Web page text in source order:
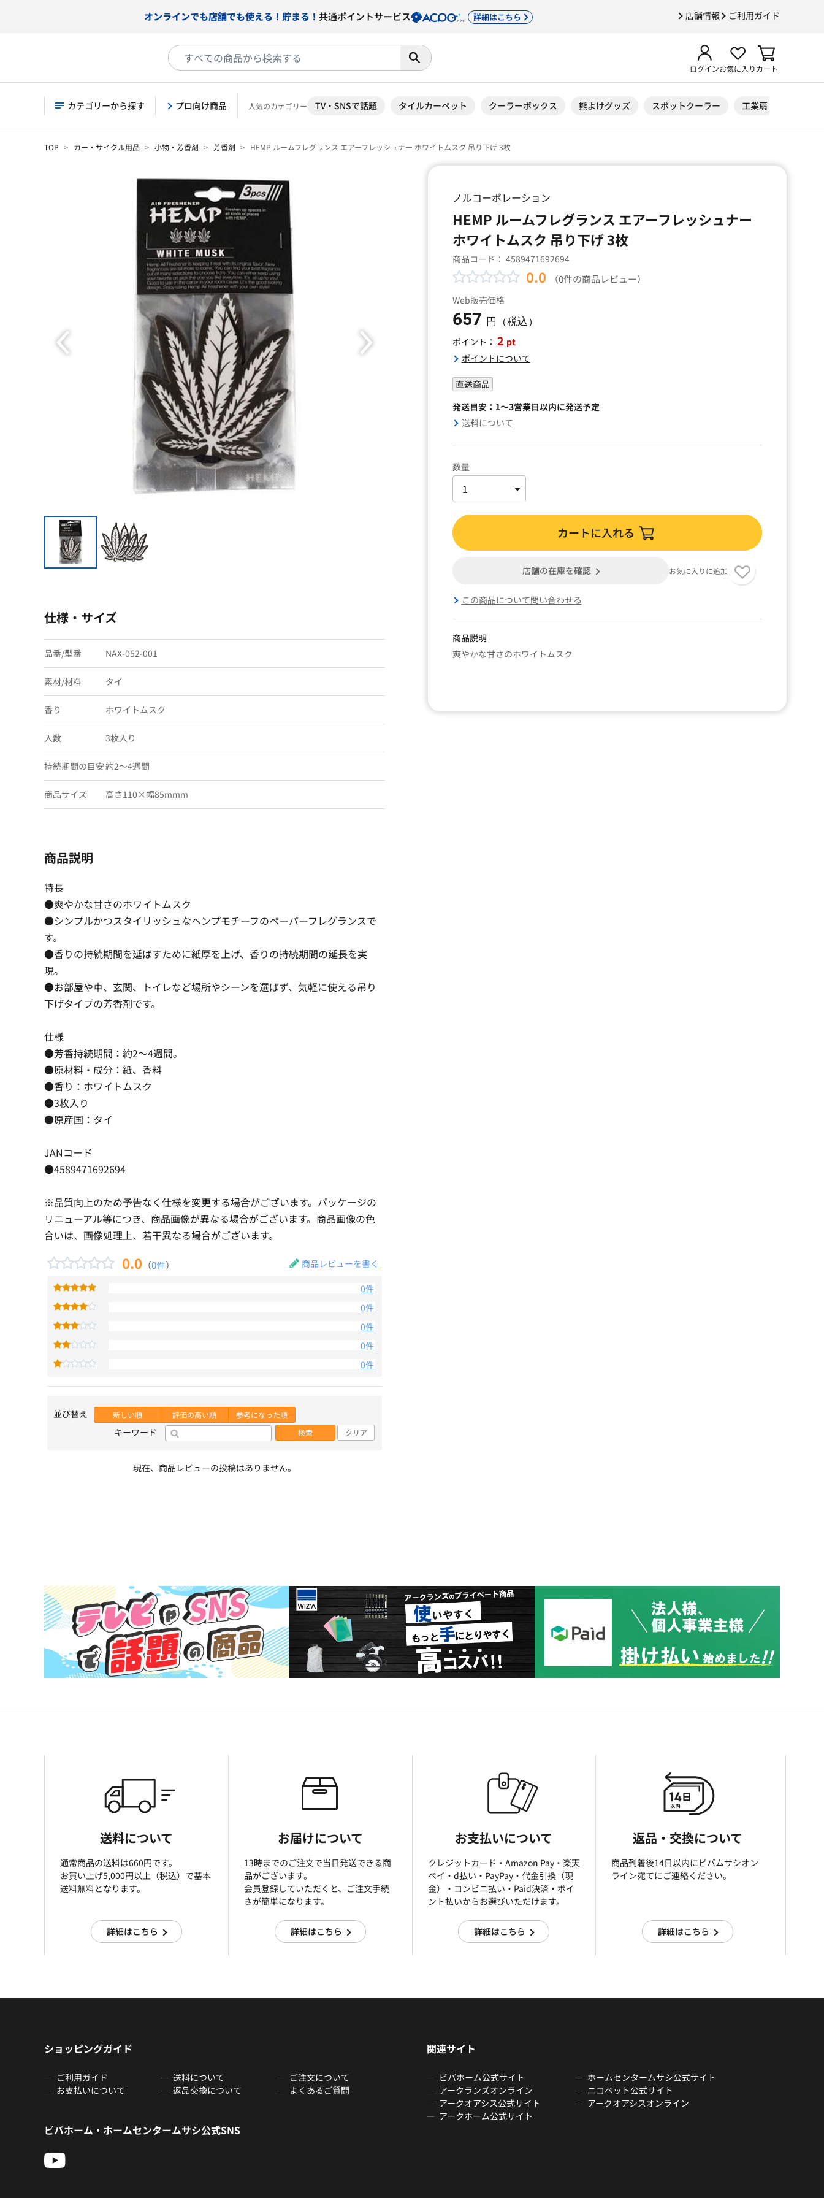
店舗情報 ご利用ガイド
オンラインでも店舗でも使える！貯まる！ 共通ポイントサービス 詳細はこちら
ログインお気に入りカート
カテゴリーから探す プロ向け商品 人気のカテゴリー TV・SNSで話題 タイルカーペット クーラーボックス 熊よけグッズ スポットクーラー 工業扇
TOP カー・サイクル用品 小物・芳香剤 芳香剤 HEMP ルームフレグランス エアーフレッシュナー ホワイトムスク 吊り下げ 3枚
ノルコーポレーション
HEMP ルームフレグランス エアーフレッシュナー
ホワイトムスク 吊り下げ 3枚
商品コード： 4589471692694
0.0 （0件の商品レビュー）
Web販売価格
657 円（税込）
ポイント： 2 pt
ポイントについて
直送商品
発送目安：1～3営業日以内に発送予定
送料について
数量
カートに入れる
店舗の在庫を確認 お気に入りに追加
この商品について問い合わせる
商品説明
爽やかな甘さのホワイトムスク
仕様・サイズ
品番/型番 NAX-052-001
素材/材料 タイ
香り ホワイトムスク
入数 3枚入り
持続期間の目安約2〜4週間
商品サイズ 高さ110×幅85mmm
商品説明
特長
●爽やかな甘さのホワイトムスク
●シンプルかつスタイリッシュなヘンプモチーフのペーパーフレグランスで
す。
●香りの持続期間を延ばすために紙厚を上げ、香りの持続期間の延長を実
現。
●お部屋や車、玄関、トイレなど場所やシーンを選ばず、気軽に使える吊り
下げタイプの芳香剤です。
仕様
●芳香持続期間：約2〜4週間。
●原材料・成分：紙、香料
●香り：ホワイトムスク
●3枚入り
●原産国：タイ
JANコード
●4589471692694
※品質向上のため予告なく仕様を変更する場合がございます。パッケージの
リニューアル等につき、商品画像が異なる場合がございます。商品画像の色
合いは、画像処理上、若干異なる場合がございます。
0.0 （0件） 商品レビューを書く
0件
0件
0件
0件
0件
並び替え 新しい順 評価の高い順 参考になった順
キーワード 検索 クリア
現在、商品レビューの投稿はありません。
送料について
通常商品の送料は660円です。
お買い上げ5,000円以上（税込）で基本
送料無料となります。
詳細はこちら
お届けについて
13時までのご注文で当日発送できる商
品がございます。
会員登録していただくと、ご注文手続
きが簡単になります。
詳細はこちら
お支払いについて
クレジットカード・Amazon Pay・楽天
ぺイ・d払い・PayPay・代金引換（現
金）・コンビニ払い・Paid決済・ポイ
ント払いからお選びいただけます。
詳細はこちら
返品・交換について
商品到着後14日以内にビバムサシオン
ライン宛てにご連絡ください。
詳細はこちら
ショッピングガイド
ご利用ガイド 送料について
ご注文について
お支払いについて
返品交換について よくあるご質問
関連サイト
ビバホーム公式サイト
ホームセンタームサシ公式サイト
アークランズオンライン
ニコペット公式サイト
アークオアシス公式サイト
アークオアシスオンライン
アークホーム公式サイト
ビバホーム・ホームセンタームサシ公式SNS